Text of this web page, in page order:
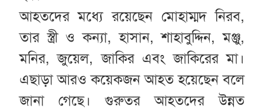
আহতদের মধ্যে রয়েছেন মোহাম্মদ নিরব,
তার স্ত্রী ও কন্যা, হাসান, শাহাবুদ্দিন, মঞ্জু,
মনির, জুয়েল, জাকির এবং জাকিরের মা।
এছাড়া আরও কয়েকজন আহত হয়েছেন বলে
জানা গেছে। গুরুতর আহতদের উন্নত